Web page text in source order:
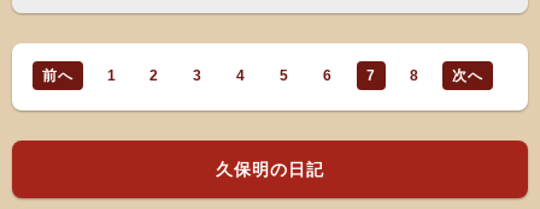
前へ 1 2 3 4 5 6 7 8 次へ
久保明の日記